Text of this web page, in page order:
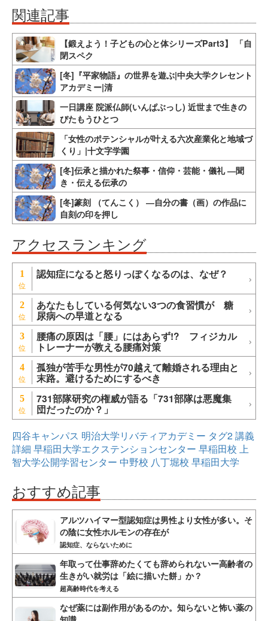
関連記事
【鍛えよう！子どもの心と体シリーズPart3】 「自
閉スペク
[冬]『平家物語』の世界を遊ぶ|中央大学クレセント
アカデミー|清
一日講座 院派仏師(いんぱぶっし) 近世まで生きの
びたもうひとつ
「女性のポテンシャルが叶える六次産業化と地域づ
くり」|十文字学園
[冬]伝承と描かれた祭事・信仰・芸能・儀礼 ―聞
き・伝える伝承の
[冬]篆刻 （てんこく） ―自分の書（画）の作品に
自刻の印を押し
アクセスランキング
1 認知症になると怒りっぽくなるのは、なぜ？
2 あなたもしている何気ない3つの食習慣が 糖
尿病への早道となる
3 腰痛の原因は「腰」にはあらず!? フィジカル
トレーナーが教える腰痛対策
4 孤独が苦手な男性が70越えて離婚される理由と
末路。避けるためにするべき
5 731部隊研究の権威が語る「731部隊は悪魔集
団だったのか？」
四谷キャンパス 明治大学リバティアカデミー タグ2講義
詳細 早稲田大学エクステンションセンター 早稲田校 上
智大学公開学習センター 中野校 八丁堀校 早稲田大学
おすすめ記事
アルツハイマー型認知症は男性より女性が多い。そ
の陰に女性ホルモンの存在が
認知症、ならないために
年取って仕事辞めたくても辞められないー高齢者の
生きがい就労は「絵に描いた餅」か？
超高齢時代を考える
なぜ薬には副作用があるのか。知らないと怖い薬の